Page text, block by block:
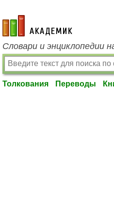
academic.ru
Словари и энциклопедии
Толкования Переводы